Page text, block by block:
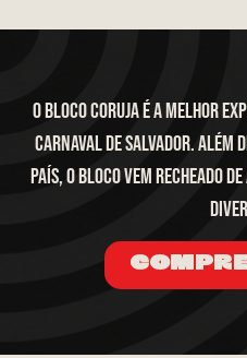
O Bloco Coruja é a melhor
carnaval de Salvador. além
país, o bloco vem recheado